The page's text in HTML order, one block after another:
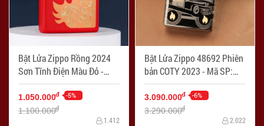
Bật Lửa Zippo Rồng 2024
Sơn Tĩnh Điện Màu Đỏ -
Logo Zippo SKU 48769 -
Mã SP: ZPC4199
1.050.000đ -5%
1.100.000đ
1.412
Bật Lửa Zippo 48692 Phiên
bản COTY 2023 - Mã SP:
ZPC4189
3.090.000đ -6%
3.290.000đ
2.022